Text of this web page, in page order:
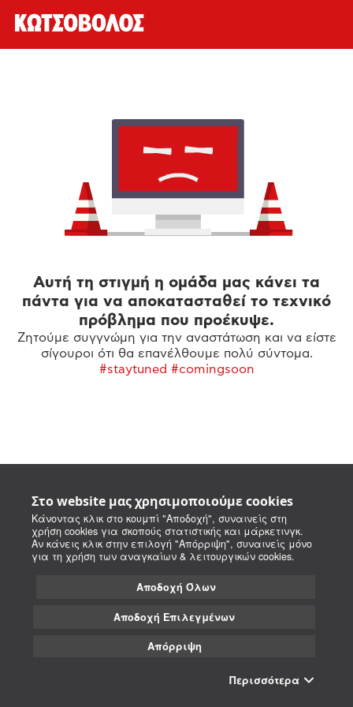
Στο website μας χρησιμοποιούμε cookies
Κάνοντας κλικ στο κουμπί "Αποδοχή", συναινείς στη
χρήση cookies για σκοπούς στατιστικής και μάρκετινγκ.
Αν κάνεις κλικ στην επιλογή "Απόρριψη", συναινείς μόνο
για τη χρήση των αναγκαίων & λειτουργικών cookies.
Αποδοχή Όλων
Αποδοχή Επιλεγμένων
Απόρριψη
Περισσότερα
Αυτή τη στιγμή η ομάδα μας κάνει τα
πάντα για να αποκατασταθεί το τεχνικό
πρόβλημα που προέκυψε.
Ζητούμε συγγνώμη για την αναστάτωση και να είστε
σίγουροι ότι θα επανέλθουμε πολύ σύντομα.
#staytuned #comingsoon